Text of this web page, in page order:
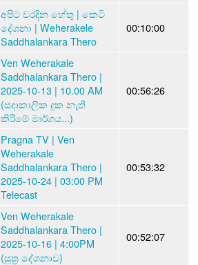
අපිට වරදින හේතු | කෙටි
දේශනා | Weherakele
Saddhalankara Thero
00:10:00
Ven Weherakale
Saddhalankara Thero |
2025-10-13 | 10.00 AM
(සදාකාලික දුක නැති
කිරීමේ මාර්ගය...)
00:56:26
Pragna TV | Ven
Weherakale
Saddhalankara Thero |
2025-10-24 | 03:00 PM
Telecast
00:53:32
Ven Weherakale
Saddhalankara Thero |
2025-10-16 | 4:00PM
(සූත්‍ර දේශනාව)
00:52:07